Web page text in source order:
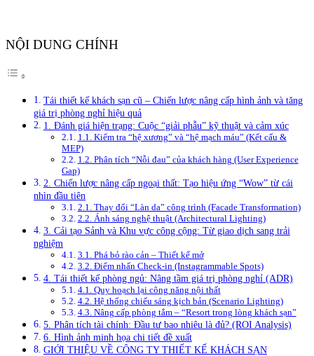
NỘI DUNG CHÍNH
Tái thiết kế khách sạn cũ – Chiến lược nâng cấp hình ảnh và tăng
giá trị phòng nghỉ hiệu quả
1. Đánh giá hiện trạng: Cuộc “giải phẫu” kỹ thuật và cảm xúc
1.1. Kiểm tra “hệ xương” và “hệ mạch máu” (Kết cấu &
MEP)
1.2. Phân tích “Nỗi đau” của khách hàng (User Experience
Gap)
2. Chiến lược nâng cấp ngoại thất: Tạo hiệu ứng “Wow” từ cái
nhìn đầu tiên
2.1. Thay đổi “Làn da” công trình (Facade Transformation)
2.2. Ánh sáng nghệ thuật (Architectural Lighting)
3. Cải tạo Sảnh và Khu vực công cộng: Từ giao dịch sang trải
nghiệm
3.1. Phá bỏ rào cản – Thiết kế mở
3.2. Điểm nhấn Check-in (Instagrammable Spots)
4. Tái thiết kế phòng ngủ: Nâng tầm giá trị phòng nghỉ (ADR)
4.1. Quy hoạch lại công năng nội thất
4.2. Hệ thống chiếu sáng kịch bản (Scenario Lighting)
4.3. Nâng cấp phòng tắm – “Resort trong lòng khách sạn”
5. Phân tích tài chính: Đầu tư bao nhiêu là đủ? (ROI Analysis)
6. Hình ảnh minh họa chi tiết đề xuất
GIỚI THIỆU VỀ CÔNG TY THIẾT KẾ KHÁCH SẠN